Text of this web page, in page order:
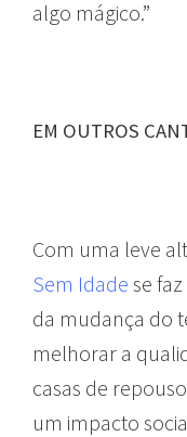
algo mágico.”
EM OUTROS
Com uma leve
Sem Idade se
da mudança do
melhorar a
casas de
um impacto